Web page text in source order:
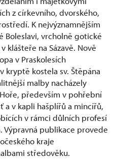
z církevního, dvorského,
K nejvýznamnějším
Boleslavi, vrcholně gotické
klášteře na Sázavě. Nově
v Praskolesích
kryptě kostela sv. Štěpána
malby nacházely
především v pohřební
a v kapli hašplířů a mincířů,
v rámci důlních profesí
Výpravná publikace provede
kraje
středověku.